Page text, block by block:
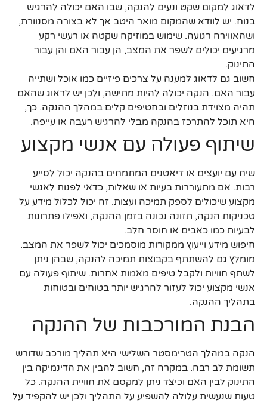
לדאוג למקום שקט ונעים להנקה, שבו האם יכולה להרגיש
בנוח. יש לוודא שהמקום מואר היטב אך לא בצורה מסנוורת,
ושהאווירה רגועה. שימוש במוזיקה שקטה או רעשי רקע
מרגיעים יכולים לשפר את המצב, הן עבור האם והן עבור
התינוק.
חשוב גם לדאוג למענה על צרכים פיזיים כמו אוכל ושתייה
עבור האם. הנקה יכולה להיות מתישה, ולכן יש לדאוג שהאם
תהיה מצוידת בנוזלים ובחטיפים קלים במהלך ההנקה. כך,
היא תוכל להתרכז בהנקה מבלי להרגיש רעבה או עייפה.
שיתוף פעולה עם אנשי מקצוע
שיח עם יועצים או דיאטנים המתמחים בהנקה יכול לסייע
רבות. אם מתעוררות בעיות או שאלות, כדאי לפנות לאנשי
מקצוע שיכולים לספק תמיכה ועצות. זה יכול לכלול מידע על
טכניקות הנקה, תזונה נכונה בזמן ההנקה, ואפילו פתרונות
לבעיות כמו כאבים או חוסר חלב.
חיפוש מידע וייעוץ ממקורות מוסמכים יכול לשפר את המצב.
מומלץ גם להשתתף בקבוצות תמיכה להנקה, שבהן ניתן
לשתף חוויות ולקבל טיפים מאמות אחרות. שיתוף פעולה עם
אנשי מקצוע יכול לעזור להרגיש יותר בטוחים ובטוחות
בתהליך ההנקה.
הבנת המורכבות של ההנקה
הנקה במהלך הטרימסטר השלישי היא תהליך מורכב שדורש
תשומת לב רבה. במקרה זה, חשוב להבין את הדינמיקה בין
התינוק לבין האם וכיצד ניתן למקסם את חוויית ההנקה. כל
טעות שנעשית עלולה להשפיע על התהליך ולכן יש להקפיד על